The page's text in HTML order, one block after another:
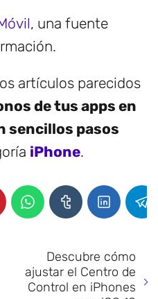
, una fuente
artículos parecidos
de tus apps en
sencillos pasos
iPhone.
Descubre cómo
ajustar el Centro de
Control en iPhones